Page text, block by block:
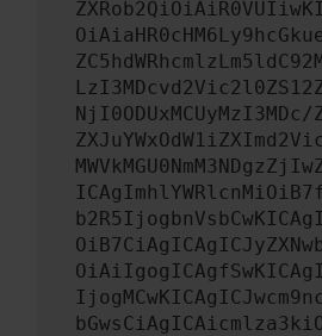
NjI0ODUxMCUyMzI3MDc/